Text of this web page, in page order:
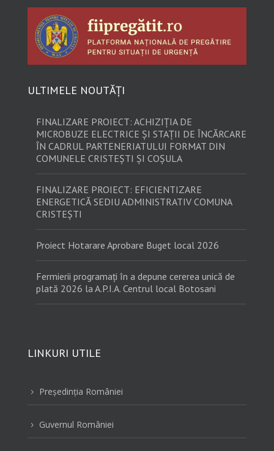
ULTIMELE NOUTĂȚI
FINALIZARE PROIECT: ACHIZIȚIA DE
MICROBUZE ELECTRICE ȘI STAȚII DE ÎNCĂRCARE
ÎN CADRUL PARTENERIATULUI FORMAT DIN
COMUNELE CRISTEȘTI ȘI COȘULA
FINALIZARE PROIECT: EFICIENTIZARE
ENERGETICĂ SEDIU ADMINISTRATIV COMUNA
CRISTEȘTI
Proiect Hotarare Aprobare Buget local 2026
Fermierii programați în a depune cererea unică de
plată 2026 la A.P.I.A. Centrul local Botosani
LINKURI UTILE
5 Preşedinţia României
5 Guvernul României